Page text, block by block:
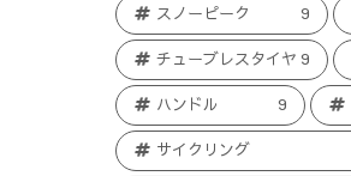
スノーピーク 9
チューブレスタイヤ 9
ハンドル 9
サイクリング